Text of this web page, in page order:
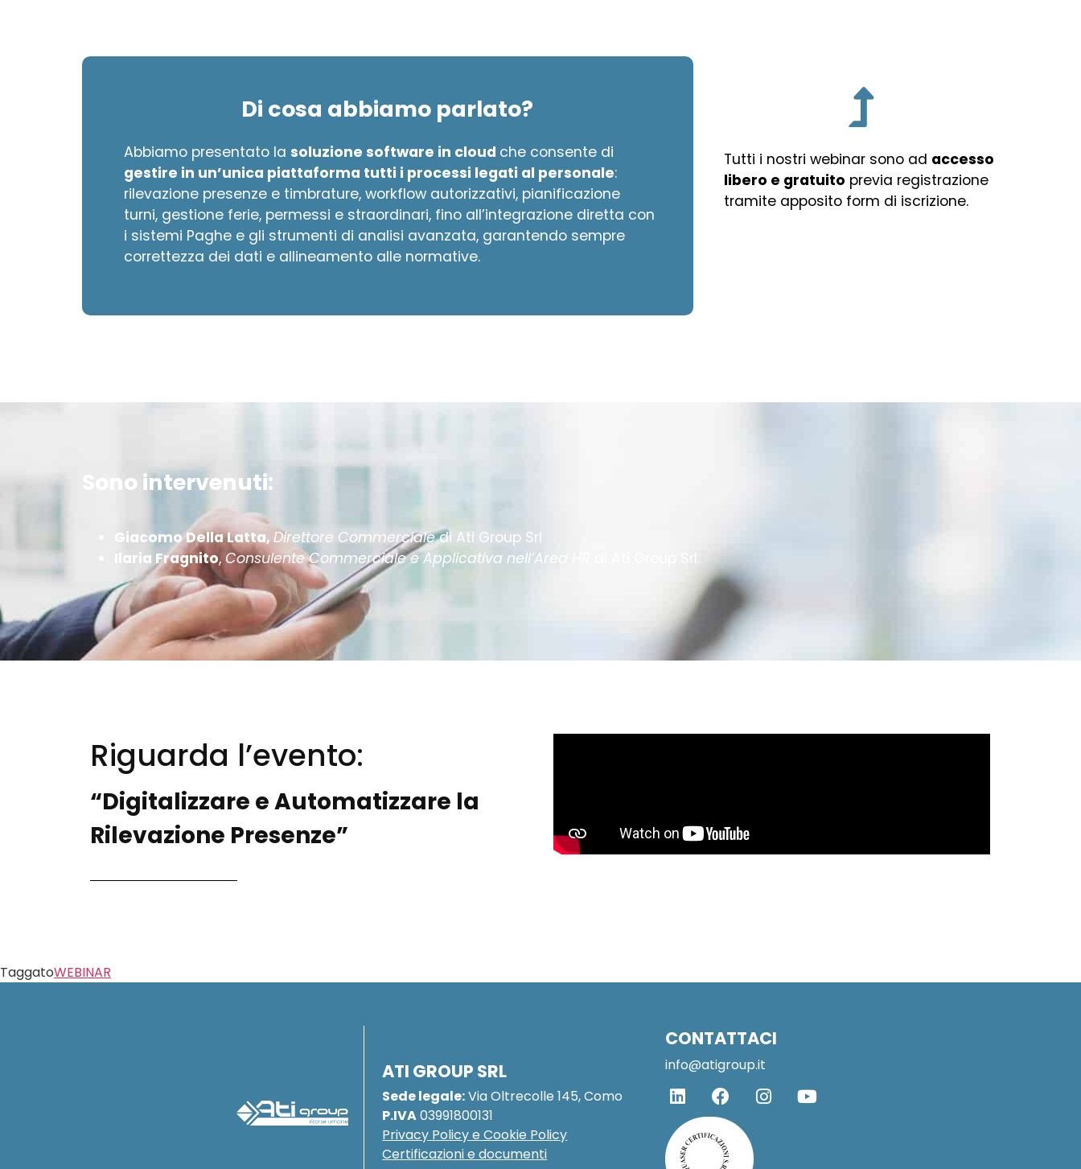
Di cosa abbiamo parlato?
Abbiamo presentato lasoluzione software in cloud che consente di
gestire in un’unica piattaforma tutti i processi legati al personale:
rilevazione presenze e timbrature, workflow autorizzativi, pianificazione
turni, gestione ferie, permessi e straordinari, fino all’integrazione diretta con
i sistemi Paghe e gli strumenti di analisi avanzata, garantendo sempre
correttezza dei dati e allineamento alle normative.
Tutti i nostri webinar sono ad accesso
libero e gratuito previa registrazione
tramite apposito form di iscrizione.
Sono intervenuti:
Giacomo Della Latta, Direttore Commercialedi Ati Group Srl
Ilaria Fragnito, Consulente Commerciale e Applicativa nell’Area HR
Riguarda l’evento:
“Digitalizzare e Automatizzare la
Rilevazione Presenze”
TaggatoWEBINAR
ATI GROUP SRL
Sede legale:Via Oltrecolle 145, Como
P.IVA03991800131
Privacy Policy e Cookie Policy
Certificazioni e documenti
CONTATTACI
info@atigroup.it